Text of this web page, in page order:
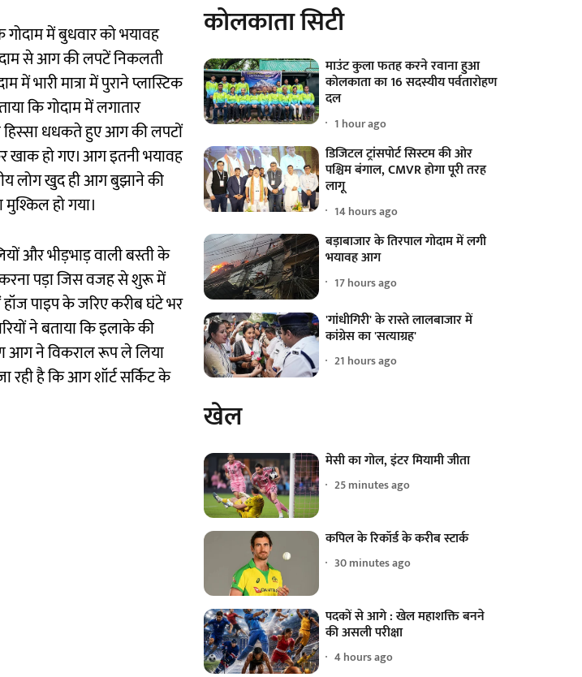
गोदाम में बुधवार को भयावह
से आग की लपटें निकलती
भारी मात्रा में पुराने प्लास्टिक
कि गोदाम में लगातार
हिस्सा धधकते हुए आग की लपटों
खाक हो गए। आग इतनी भयावह
लोग खुद ही आग बुझाने की
हो गया।
और भीड़भाड़ वाली बस्ती के
पड़ा जिस वजह से शुरू में
पाइप के जरिए करीब घंटे भर
ने बताया कि इलाके की
आग ने विकराल रूप ले लिया
रही है कि आग शॉर्ट सर्किट के
कोलकाता सिटी
माउंट कुला फतह करने रवाना हुआ
कोलकाता का 16 सदस्यीय पर्वतारोहण
दल
1 hour ago
डिजिटल ट्रांसपोर्ट सिस्टम की ओर
पश्चिम बंगाल, CMVR होगा पूरी तरह
लागू
14 hours ago
बड़ाबाजार के तिरपाल गोदाम में लगी
भयावह आग
17 hours ago
'गांधीगिरी' के रास्ते लालबाजार में
कांग्रेस का 'सत्याग्रह'
21 hours ago
खेल
मेसी का गोल, इंटर मियामी जीता
25 minutes ago
कपिल के रिकॉर्ड के करीब स्टार्क
30 minutes ago
पदकों से आगे : खेल महाशक्ति बनने
की असली परीक्षा
4 hours ago